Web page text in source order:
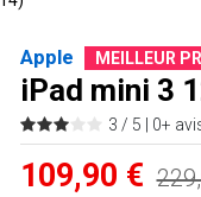
Apple MEILLEUR
iPad mini 3
3 / 5 | 0+
109,90 €